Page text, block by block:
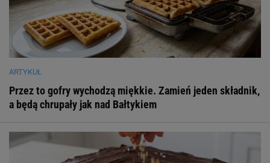
ARTYKUŁ
Przez to gofry wychodzą miękkie. Zamień jeden składnik,
a będą chrupały jak nad Bałtykiem